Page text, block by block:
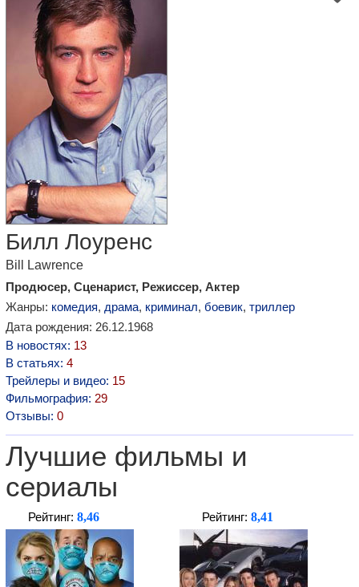
Билл Лоуренс
Bill Lawrence
Продюсер, Сценарист, Режиссер, Актер
Жанры: комедия, драма, криминал, боевик, триллер
Дата рождения: 26.12.1968
В новостях: 13
В статьях: 4
Трейлеры и видео: 15
Фильмография: 29
Отзывы: 0
Лучшие фильмы и
сериалы
Рейтинг: 8,46 Рейтинг: 8,41